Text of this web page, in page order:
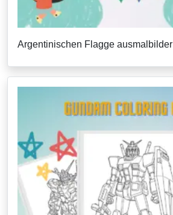
Argentinischen Flagge ausmalbilder